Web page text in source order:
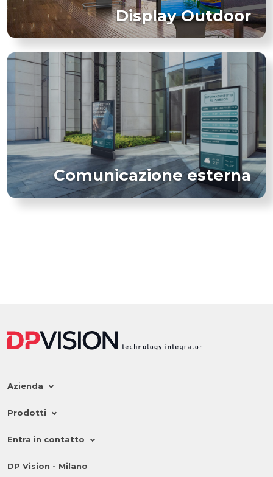
Display Outdoor
Comunicazione esterna
Azienda
Prodotti
Entra in contatto
DP Vision - Milano